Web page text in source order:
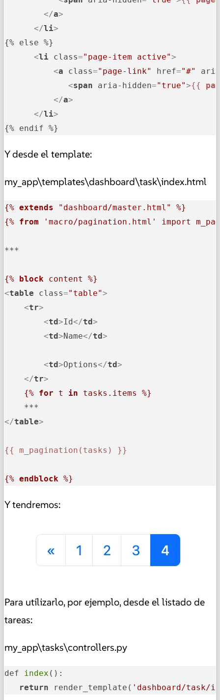
</a>
</li>
{% else %}
<li class="page-item active">
<a class="page-link" href="#"
<span aria-hidden="true">{{
</a>
</li>
{% endif %}
Y desde el template:
my_app\templates\dashboard\task\index.html
{% extends "dashboard/master.html" %}
{% from 'macro/pagination.html' import
***
{% block content %}
<table class="table">
<tr>
<td>Id</td>
<td>Name</td>
<td>Options</td>
</tr>
{% for t in tasks.items %}
</table>
{{ m_pagination(tasks) }}
{% endblock %}
Y tendremos:
Para utilizarlo, por ejemplo, desde el listado de
tareas:
my_app\tasks\controllers.py
def index ():
return render_template( 'dashboard/task/